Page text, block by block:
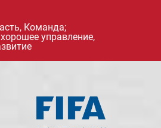
Команда;
управление,